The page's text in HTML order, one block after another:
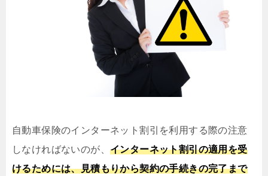
自動車保険のインターネット割引を利用する際の注意
しなければないのが、 インターネット割引の適用を受
けるためには、見積もりから契約の手続きの完了まで